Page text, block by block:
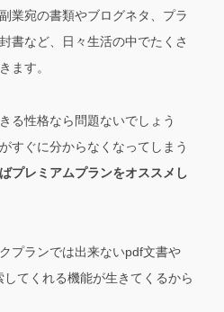
業宛の書類やブログネタ、プラ
書など、日々生活の中でたくさ
ます。
る性格なら問題ないでしょう
すぐに分からなくなってしまう
プレミアムプランをオススメし
プランでは出来ないpdf文書や
てくれる機能が生きてくるから